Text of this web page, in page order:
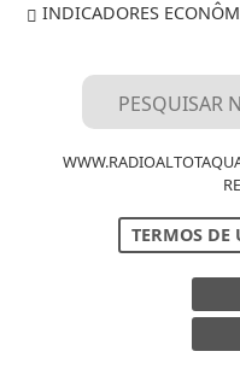
INDICADORES
TERMOS DE
Termos de Uso e